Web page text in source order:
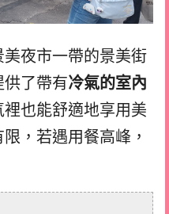
美夜市一帶的景美街
供了帶有冷氣的室內
裡也能舒適地享用美
，若遇用餐高峰，